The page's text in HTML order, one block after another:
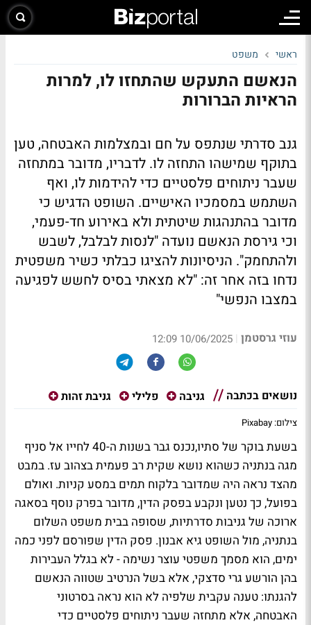
ראשי משפט
הנאשם התעקש שהתחזו לו, למרות
הראיות הברורות
גנב סדרתי שנתפס על חם ובמצלמות האבטחה, טען
בתוקף שמישהו התחזה לו. לדבריו, מדובר במתחזה
שעבר ניתוחים פלסטיים כדי להידמות לו, ואף
השתמש במסמכיו האישיים. השופט הדגיש כי
מדובר בהתנהגות שיטתית ולא באירוע חד-פעמי,
וכי גירסת הנאשם נועדה "לנסות לבלבל, לשבש
ולהתחמק". הניסיונות להציגו כבלתי כשיר משפטית
נדחו בזה אחר זה: "לא מצאתי בסיס לחשש לפגיעה
במצבו הנפשי"
עוזי גרסטמן |
10/06/2025 12:09
נושאים בכתבה גניבה פלילי גניבת זהות
צילום: Pixabay
בשעת בוקר של סתיו,נכנס גבר בשנות ה-40 לחייו אל סניף
מגה בנתניה כשהוא נושא שקית רב פעמית בצהוב עז. במבט
מהצד נראה היה שמדובר בלקוח תמים במסע קניות. ואולם
בפועל, כך נטען ונקבע בפסק הדין, מדובר בפרק נוסף בסאגה
ארוכה של גניבות סדרתיות, שסופה בבית משפט השלום
בנתניה, מול השופט גיא אבנון. פסק הדין שפורסם לפני כמה
ימים, הוא מסמך משפטי עוצר נשימה - לא בגלל העבירות
בהן הורשע גרי סדצקי, אלא בשל הנרטיב שטווה הנאשם
להגנתו: טענה עקבית שלפיה לא הוא נראה בסרטוני
האבטחה, אלא מתחזה שעבר ניתוחים פלסטיים כדי